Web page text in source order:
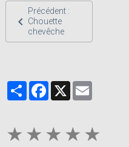
Précédent :
Chouette
chevêche
PartagerFacebook
★ ★ ★ ★ ★